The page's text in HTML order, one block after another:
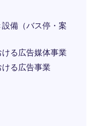
備（バス停・案
る広告媒体事業
る広告事業